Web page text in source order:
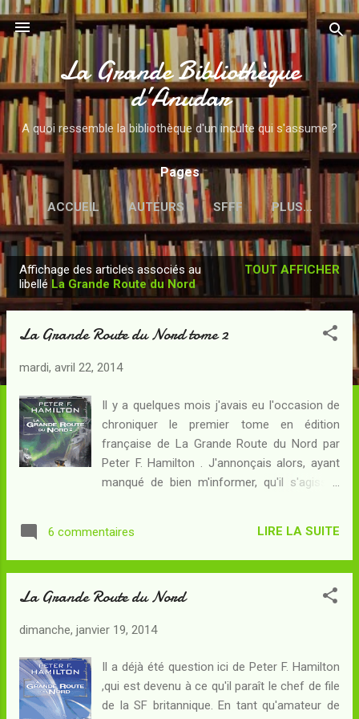
Accéder au contenu principal
La Grande Bibliothèque
d’Anudar
A quoi ressemble la bibliothèque d'un inculte qui s'assume ?
Pages
ACCUEIL AUTEURS SFFF PLUS…
r
Affichage des articles associés au
libellé La Grande Route du Nord
TOUT AFFICHER
La Grande Route du Nord tome 2
mardi, avril 22, 2014
Il y a quelques mois j'avais eu l'occasion de
chroniquer le premier tome en édition
française de La Grande Route du Nord par
Peter F. Hamilton . J'annonçais alors, ayant
manqué de bien m'informer, qu'il s'agissait
shot et cette publication en deux tomes
relève de la volonté de l'éditeur français. Je
je ne connais rien à l'intellect éditorial. Après
matière mon droit à l'ignorance bénie,
Newcastle, Sid a sauvé son enquête et peut-
être même sa carrière. En découvrant par
quelle filière le cadavre du North inconnu a
6 commentaires LIRE LA SUITE
La Grande Route du Nord
dimanche, janvier 19, 2014
Il a déjà été question ici de Peter F. Hamilton
,qui est devenu à ce qu'il paraît le chef de file
de la SF britannique. En tant qu'amateur de